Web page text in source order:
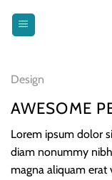
Design
AWESOME
Lorem ipsum dolor
diam nonummy
magna aliquam erat